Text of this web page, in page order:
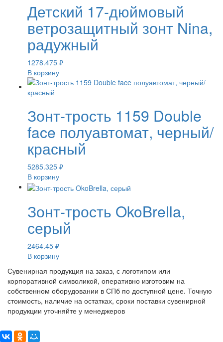
Детский 17-дюймовый
ветрозащитный зонт Nina,
радужный
1278.475 ₽
В корзину
Зонт-трость 1159 Double
face полуавтомат, черный/
красный
5285.325 ₽
В корзину
Зонт-трость OkoBrella,
серый
2464.45 ₽
В корзину
Сувенирная продукция на заказ, с логотипом или
корпоративной символикой, оперативно изготовим на
собственном оборудовании в СПб по доступной цене. Точную
стоимость, наличие на остатках, сроки поставки сувенирной
продукции уточняйте у менеджеров